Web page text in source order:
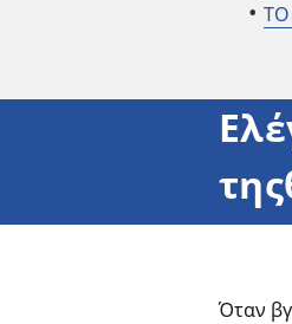
Όταν